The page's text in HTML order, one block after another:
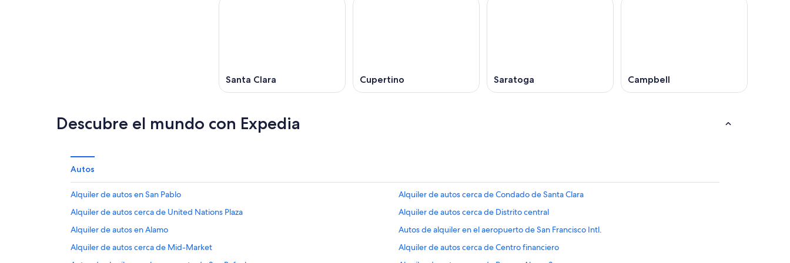
Santa Clara Cupertino Saratoga Campbell
Descubre el mundo con Expedia
Autos
Alquiler de autos en San Pablo
Alquiler de autos cerca de Condado de Santa Clara
Alquiler de autos cerca de United Nations Plaza
Alquiler de autos cerca de Distrito central
Alquiler de autos en Alamo
Autos de alquiler en el aeropuerto de San Francisco Intl.
Alquiler de autos cerca de Mid-Market
Alquiler de autos cerca de Centro financiero